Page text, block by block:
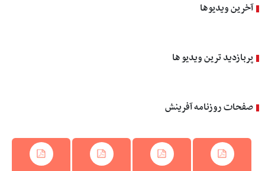
آخرین ویدیوها
پربازدید ترین ویدیو ها
صفحات روزنامه آفرینش